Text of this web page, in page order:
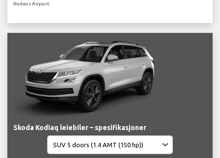
Rodeos Airport.
Skoda Kodiaq leiebiler – spesifikasjoner